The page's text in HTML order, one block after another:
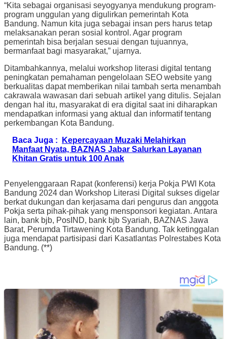
“Kita sebagai organisasi seyogyanya mendukung program-
program unggulan yang digulirkan pemerintah Kota
Bandung. Namun kita juga sebagai insan pers harus tetap
melaksanakan peran sosial kontrol. Agar program
pemerintah bisa berjalan sesuai dengan tujuannya,
bermanfaat bagi masyarakat,” ujarnya.
Ditambahkannya, melalui workshop literasi digital tentang
peningkatan pemahaman pengelolaan SEO website yang
berkualitas dapat memberikan nilai tambah serta menambah
cakrawala wawasan dari sebuah artikel yang ditulis. Sejalan
dengan hal itu, masyarakat di era digital saat ini diharapkan
mendapatkan informasi yang aktual dan informatif tentang
perkembangan Kota Bandung.
Baca Juga :
Kepercayaan Muzaki Melahirkan
Manfaat Nyata, BAZNAS Jabar Salurkan Layanan
Khitan Gratis untuk 100 Anak
Penyelenggaraan Rapat (konferensi) kerja Pokja PWI Kota
Bandung 2024 dan Workshop Literasi Digital sukses digelar
berkat dukungan dan kerjasama dari pengurus dan anggota
Pokja serta pihak-pihak yang mensponsori kegiatan. Antara
lain, bank bjb, PosIND, bank bjb Syariah, BAZNAS Jawa
Barat, Perumda Tirtawening Kota Bandung. Tak ketinggalan
juga mendapat partisipasi dari Kasatlantas Polrestabes Kota
Bandung. (**)